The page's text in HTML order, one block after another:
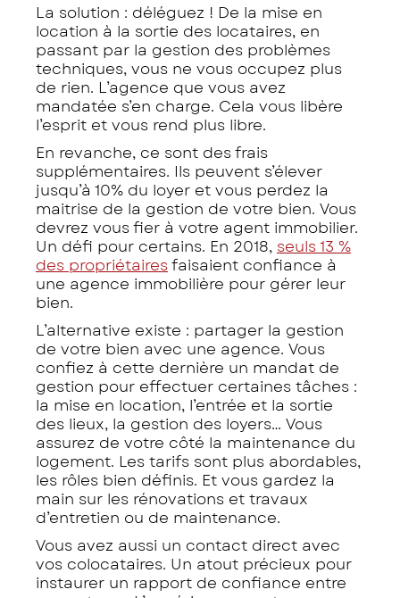
La solution : déléguez ! De la mise en
location à la sortie des locataires, en
passant par la gestion des problèmes
techniques, vous ne vous occupez plus
de rien. L’agence que vous avez
mandatée s’en charge. Cela vous libère
l’esprit et vous rend plus libre.
En revanche, ce sont des frais
supplémentaires. Ils peuvent s’élever
jusqu’à 10% du loyer et vous perdez la
maitrise de la gestion de votre bien. Vous
devrez vous fier à votre agent immobilier.
Un défi pour certains. En 2018, seuls 13 %
des propriétairesfaisaient confiance à
une agence immobilière pour gérer leur
bien.
L’alternative existe : partager la gestion
de votre bien avec une agence. Vous
confiez à cette dernière un mandat de
gestion pour effectuer certaines tâches :
la mise en location, l’entrée et la sortie
des lieux, la gestion des loyers… Vous
assurez de votre côté la maintenance du
logement. Les tarifs sont plus abordables,
les rôles bien définis. Et vous gardez la
main sur les rénovations et travaux
d’entretien ou de maintenance.
Vous avez aussi un contact direct avec
vos colocataires. Un atout précieux pour
instaurer un rapport de confiance entre